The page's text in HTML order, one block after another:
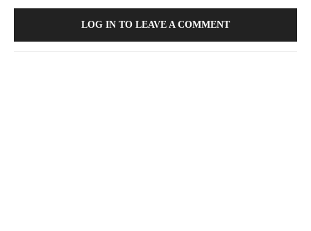
LOG IN TO LEAVE A COMMENT